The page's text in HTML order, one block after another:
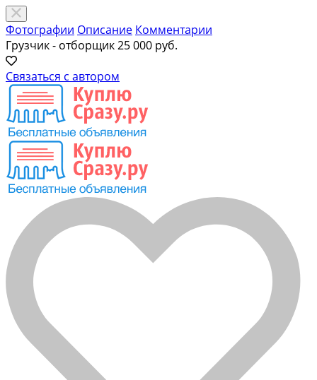
Фотографии Описание Комментарии
Грузчик - отборщик25 000 руб.
Связаться с автором